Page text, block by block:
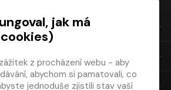
jak má
z procházení webu - aby
abychom si pamatovali, co
jednoduše zjistili stav vaší